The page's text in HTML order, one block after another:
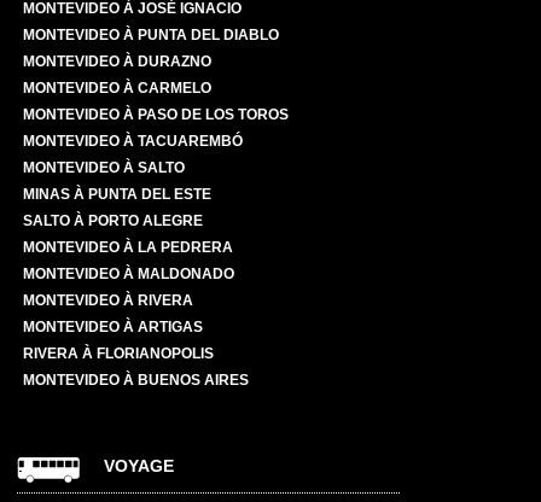
MONTEVIDEO À JOSÉ IGNACIO
MONTEVIDEO À PUNTA DEL DIABLO
MONTEVIDEO À DURAZNO
MONTEVIDEO À CARMELO
MONTEVIDEO À PASO DE LOS TOROS
MONTEVIDEO À TACUAREMBÓ
MONTEVIDEO À SALTO
MINAS À PUNTA DEL ESTE
SALTO À PORTO ALEGRE
MONTEVIDEO À LA PEDRERA
MONTEVIDEO À MALDONADO
MONTEVIDEO À RIVERA
MONTEVIDEO À ARTIGAS
RIVERA À FLORIANOPOLIS
MONTEVIDEO À BUENOS AIRES
VOYAGE